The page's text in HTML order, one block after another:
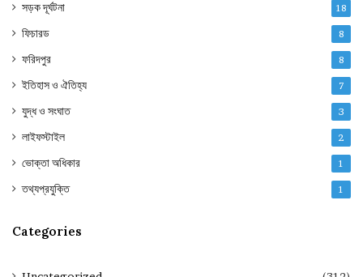
সড়ক দূর্ঘটনা 18
ফিচারড 8
ফরিদপুর 8
ইতিহাস ও ঐতিহ্য 7
যুদ্ধ ও সংঘাত 3
লাইফস্টাইল 2
ভোক্তা অধিকার 1
তথ্যপ্রযুক্তি 1
Categories